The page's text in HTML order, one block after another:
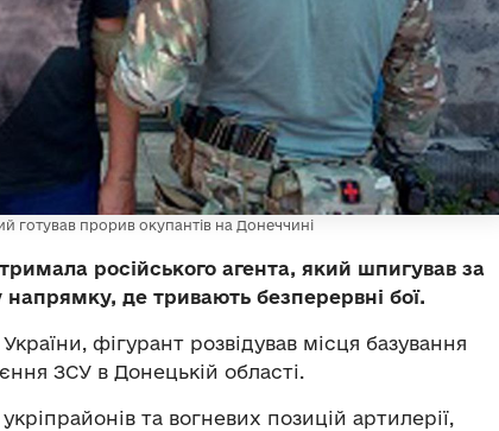
готував прорив окупантів на Донеччині
російського агента, який шпигував за
де тривають безперервні бої.
фігурант розвідував місця базування
ЗСУ в Донецькій області.
та вогневих позицій артилерії,